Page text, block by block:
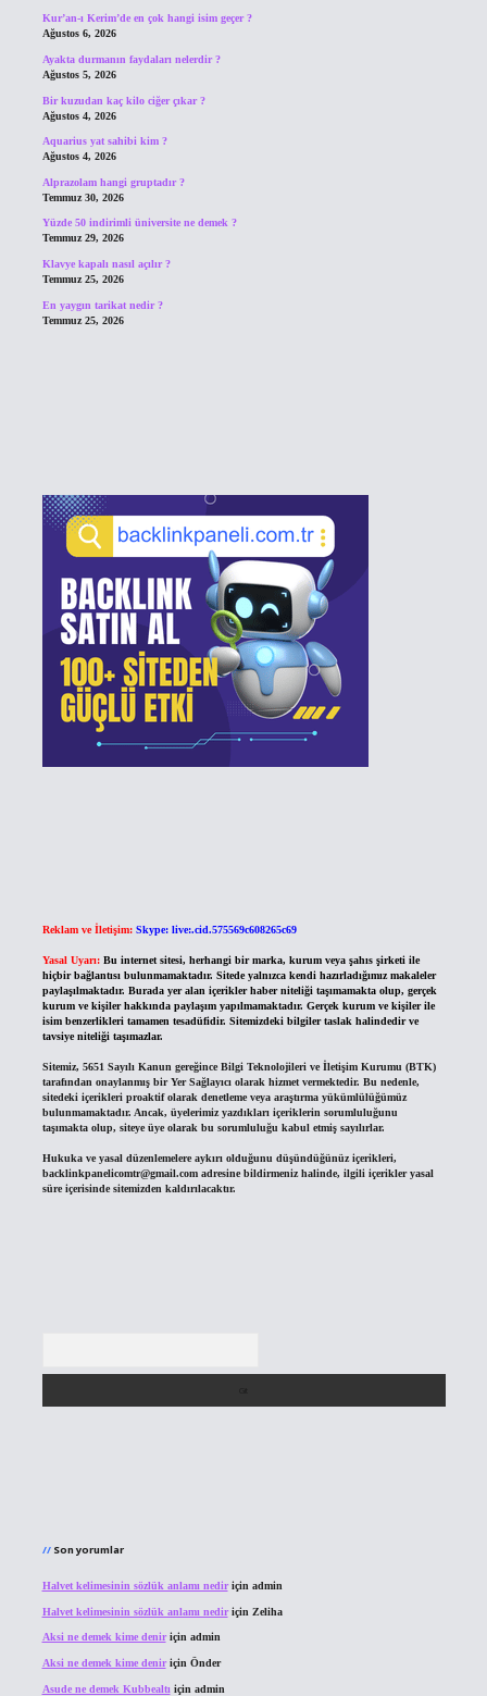
Kur’an-ı Kerim’de en çok hangi isim geçer ?
Ağustos 6, 2026
Ayakta durmanın faydaları nelerdir ?
Ağustos 5, 2026
Bir kuzudan kaç kilo ciğer çıkar ?
Ağustos 4, 2026
Aquarius yat sahibi kim ?
Ağustos 4, 2026
Alprazolam hangi gruptadır ?
Temmuz 30, 2026
Yüzde 50 indirimli üniversite ne demek ?
Temmuz 29, 2026
Klavye kapalı nasıl açılır ?
Temmuz 25, 2026
En yaygın tarikat nedir ?
Temmuz 25, 2026
Reklam ve İletişim: Skype: live:.cid.575569c608265c69
Yasal Uyarı: Bu internet sitesi, herhangi bir marka, kurum veya şahıs şirketi ile
hiçbir bağlantısı bulunmamaktadır. Sitede yalnızca kendi hazırladığımız makaleler
paylaşılmaktadır. Burada yer alan içerikler haber niteliği taşımamakta olup, gerçek
kurum ve kişiler hakkında paylaşım yapılmamaktadır. Gerçek kurum ve kişiler ile
isim benzerlikleri tamamen tesadüfidir. Sitemizdeki bilgiler taslak halindedir ve
tavsiye niteliği taşımazlar.
Sitemiz, 5651 Sayılı Kanun gereğince Bilgi Teknolojileri ve İletişim Kurumu (BTK)
tarafından onaylanmış bir Yer Sağlayıcı olarak hizmet vermektedir. Bu nedenle,
sitedeki içerikleri proaktif olarak denetleme veya araştırma yükümlülüğümüz
bulunmamaktadır. Ancak, üyelerimiz yazdıkları içeriklerin sorumluluğunu
taşımakta olup, siteye üye olarak bu sorumluluğu kabul etmiş sayılırlar.
Hukuka ve yasal düzenlemelere aykırı olduğunu düşündüğünüz içerikleri,
backlinkpanelicomtr@gmail.comadresine bildirmeniz halinde, ilgili içerikler yasal
süre içerisinde sitemizden kaldırılacaktır.
Son yorumlar
Halvet kelimesinin sözlük anlamı nediriçin admin
Halvet kelimesinin sözlük anlamı nediriçin Zeliha
Aksi ne demek kime deniriçin admin
Aksi ne demek kime deniriçin Önder
Asude ne demek Kubbealtı için admin